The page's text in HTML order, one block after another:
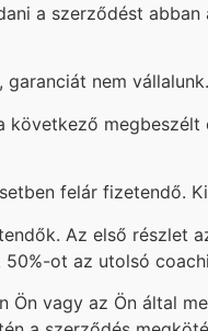
a szerződést
nem vállalunk.
következő
felár fizetendő.
Az első részlet
ot az utolsó
Ön vagy az Ön által